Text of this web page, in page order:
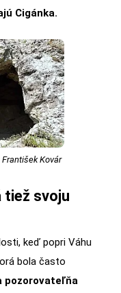
Cigánka.
Kovár
tiež svoju
keď popri Váhu
bola často
pozorovateľňa